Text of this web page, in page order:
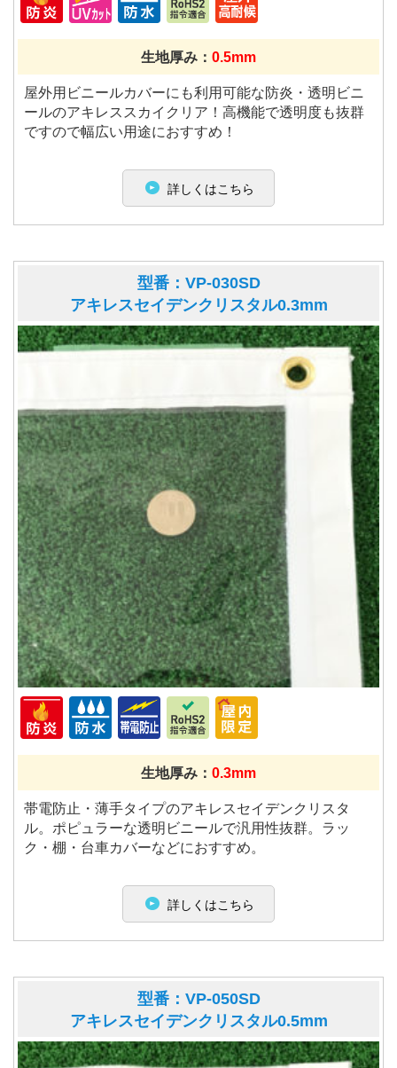
生地厚み： 0.5mm
屋外用ビニールカバーにも利用可能な防炎・透明ビニ
ールのアキレススカイクリア！高機能で透明度も抜群
ですので幅広い用途におすすめ！
詳しくはこちら
型番：VP-030SD
アキレスセイデンクリスタル0.3mm
生地厚み： 0.3mm
帯電防止・薄手タイプのアキレスセイデンクリスタ
ル。ポピュラーな透明ビニールで汎用性抜群。ラッ
ク・棚・台車カバーなどにおすすめ。
詳しくはこちら
型番：VP-050SD
アキレスセイデンクリスタル0.5mm